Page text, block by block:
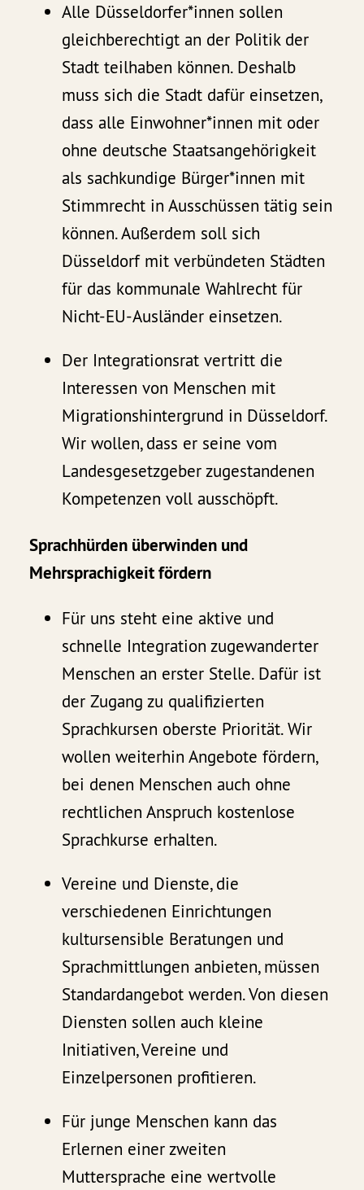
Alle Düsseldorfer*innen sollen
gleichberechtigt an der Politik der
Stadt teilhaben können. Deshalb
muss sich die Stadt dafür einsetzen,
dass alle Einwohner*innen mit oder
ohne deutsche Staatsangehörigkeit
als sachkundige Bürger*innen mit
Stimmrecht in Ausschüssen tätig sein
können. Außerdem soll sich
Düsseldorf mit verbündeten Städten
für das kommunale Wahlrecht für
Nicht-EU-Ausländer einsetzen.
Der Integrationsrat vertritt die
Interessen von Menschen mit
Migrationshintergrund in Düsseldorf.
Wir wollen, dass er seine vom
Landesgesetzgeber zugestandenen
Kompetenzen voll ausschöpft.
Sprachhürden überwinden und
Mehrsprachigkeit fördern
Für uns steht eine aktive und
schnelle Integration zugewanderter
Menschen an erster Stelle. Dafür ist
der Zugang zu qualifizierten
Sprachkursen oberste Priorität. Wir
wollen weiterhin Angebote fördern,
bei denen Menschen auch ohne
rechtlichen Anspruch kostenlose
Sprachkurse erhalten.
Vereine und Dienste, die
verschiedenen Einrichtungen
kultursensible Beratungen und
Sprachmittlungen anbieten, müssen
Standardangebot werden. Von diesen
Diensten sollen auch kleine
Initiativen, Vereine und
Einzelpersonen profitieren.
Für junge Menschen kann das
Erlernen einer zweiten
Muttersprache eine wertvolle